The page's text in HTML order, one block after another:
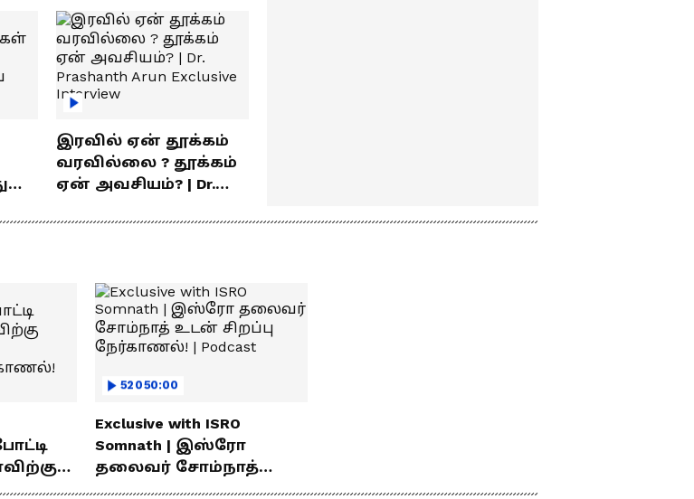
இரவில் ஏன் தூக்கம்
வரவில்லை ? தூக்கம்
ஏன் அவசியம்? | Dr.
Interview
52050:00
Exclusive with ISRO
Somnath | இஸ்ரோ
தலைவர் சோம்நாத்
உடன் சிறப்பு